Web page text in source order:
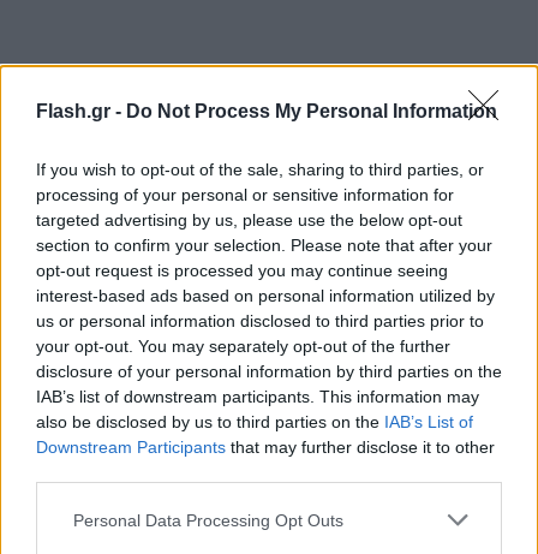
Flash.gr - Do Not Process My Personal Information
If you wish to opt-out of the sale, sharing to third parties, or
processing of your personal or sensitive information for
targeted advertising by us, please use the below opt-out
section to confirm your selection. Please note that after your
opt-out request is processed you may continue seeing
interest-based ads based on personal information utilized by
us or personal information disclosed to third parties prior to
your opt-out. You may separately opt-out of the further
disclosure of your personal information by third parties on the
IAB’s list of downstream participants. This information may
also be disclosed by us to third parties on the IAB’s List of
Downstream Participants that may further disclose it to other
Please note that this website/app uses one or more Google
Personal Data Processing Opt Outs
Δασικές πυρκαγιές: 8 εκατομμύρια καμένα
στρέμματα στην Ελλάδα από το 2008 [vid]
17.05.2021 12:01
Αγγελική
Γιαννακού